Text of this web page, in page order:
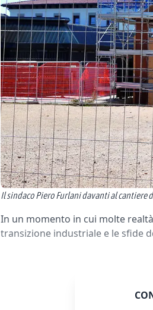
Il sindaco Piero Furlani davanti al cantiere
In un momento in cui molte
transizione industriale e le sfide